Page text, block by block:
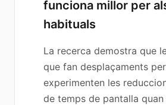
funciona millor per
habituals
La recerca demostra que
que fan desplaçaments
experimenten les
de temps de pantalla